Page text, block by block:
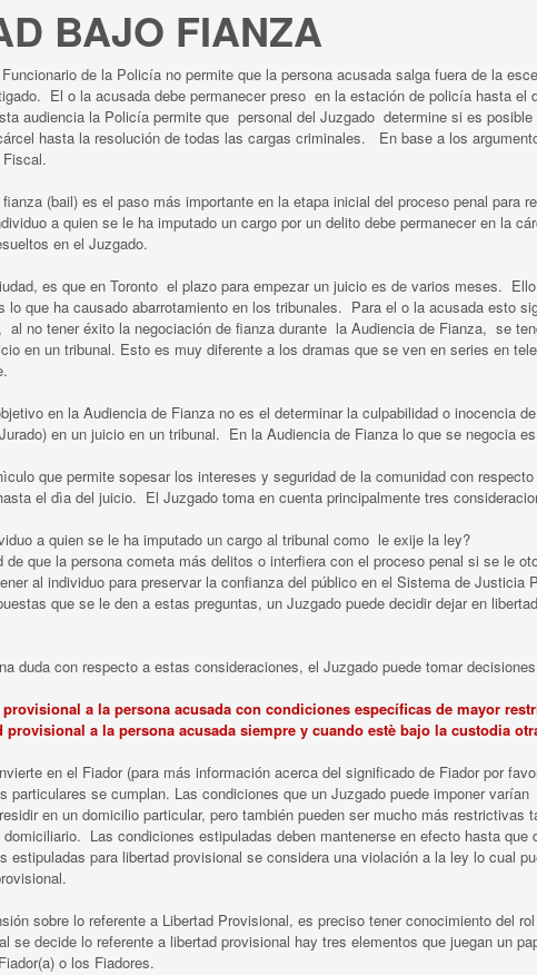
BAJO FIANZA
de la Policía no permite que la persona acusada salga fuera de la
El o la acusada debe permanecer preso en la estación de policía hasta el
audiencia la Policía permite que personal del Juzgado determine si es
hasta la resolución de todas las cargas criminales. En base a los
(bail) es el paso más importante en la etapa inicial del proceso penal para
a quien se le ha imputado un cargo por un delito debe permanecer en la
en el Juzgado.
es que en Toronto el plazo para empezar un juicio es de varios meses.
lo que ha causado abarrotamiento en los tribunales. Para el o la acusada esto
al no tener éxito la negociación de fianza durante la Audiencia de Fianza, se
en un tribunal. Esto es muy diferente a los dramas que se ven en series en
en la Audiencia de Fianza no es el determinar la culpabilidad o inocencia
en un juicio en un tribunal. En la Audiencia de Fianza lo que se negocia
que permite sopesar los intereses y seguridad de la comunidad con
el dìa del juicio. El Juzgado toma en cuenta principalmente tres
a quien se le ha imputado un cargo al tribunal como le exije la ley?
de que la persona cometa más delitos o interfiera con el proceso penal si se le
al individuo para preservar la confianza del público en el Sistema de Justicia
que se le den a estas preguntas, un Juzgado puede decidir dejar en
duda con respecto a estas consideraciones, el Juzgado puede tomar
a la persona acusada con condiciones específicas de mayor
a la persona acusada siempre y cuando estè bajo la custodia
en el Fiador (para más información acerca del significado de Fiador por
particulares se cumplan. Las condiciones que un Juzgado puede imponer
en un domicilio particular, pero también pueden ser mucho más restrictivas
domiciliario. Las condiciones estipuladas deben mantenerse en efecto hasta
estipuladas para libertad provisional se considera una violación a la ley lo cual
sobre lo referente a Libertad Provisional, es preciso tener conocimiento del
se decide lo referente a libertad provisional hay tres elementos que juegan un
o los Fiadores.